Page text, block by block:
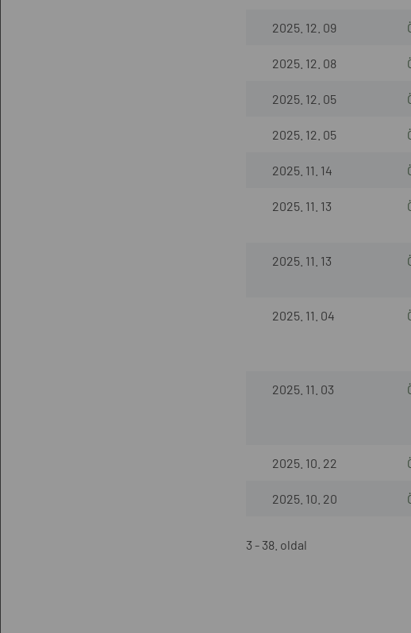
2025. 12. 09
2025. 12. 08
2025. 12. 05
2025. 12. 05
2025. 11. 14
2025. 11. 13
2025. 11. 13
2025. 11. 04
2025. 11. 03
2025. 10. 22
2025. 10. 20
3 - 38. oldal